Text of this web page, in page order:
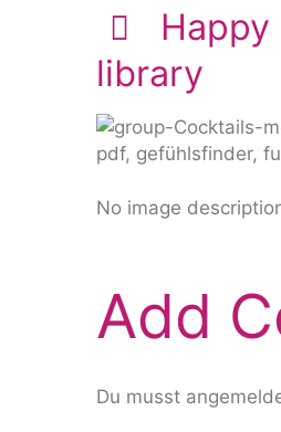
library
No image
Add
Du musst